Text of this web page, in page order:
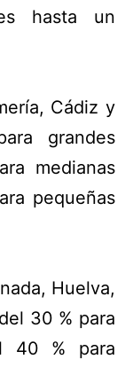
hasta un
Cádiz y
grandes
medianas
pequeñas
Huelva,
30 % para
40 % para